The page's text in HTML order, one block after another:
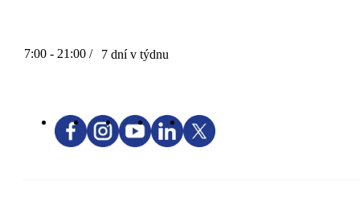
7:00 - 21:00 / 7 dní v týdnu